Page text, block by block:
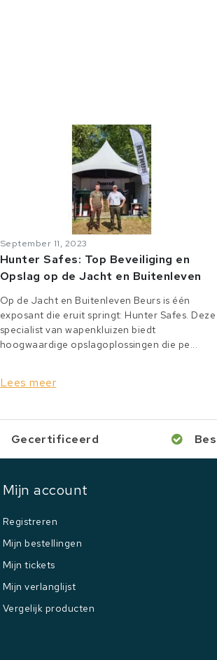
September 11, 2023
Hunter Safes: Top Beveiliging en
Opslag op de Jacht en Buitenleven
Op de Jacht en Buitenleven Beurs is één
exposant die eruit springt: Hunter Safes. Deze
specialist van wapenkluizen biedt
hoogwaardige opslagoplossingen die pe...
Lees meer
Gecertificeerd
Mijn account
Registreren
Mijn bestellingen
Mijn tickets
Mijn verlanglijst
Vergelijk producten